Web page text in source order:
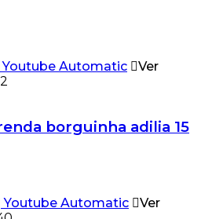
Ver
borguinha adilia 15
Ver